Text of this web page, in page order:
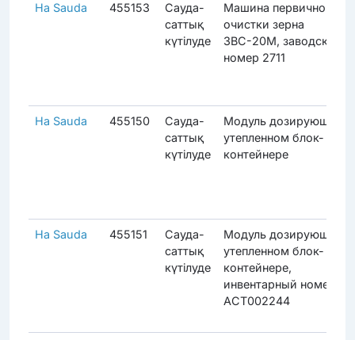
На Sauda 455153
Сауда-
саттық
күтілуде
Машина первичной
очистки зерна
ЗВС-20М, заводской
номер 2711
На Sauda 455150
Сауда-
саттық
күтілуде
Модуль дозирующий в
утепленном блок-
контейнере
На Sauda 455151
Сауда-
саттық
күтілуде
Модуль дозирующий в
утепленном блок-
контейнере,
инвентарный номер
АСТ002244